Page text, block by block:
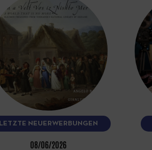
LETZTE NEUERWERBUNGEN
08/06/2026